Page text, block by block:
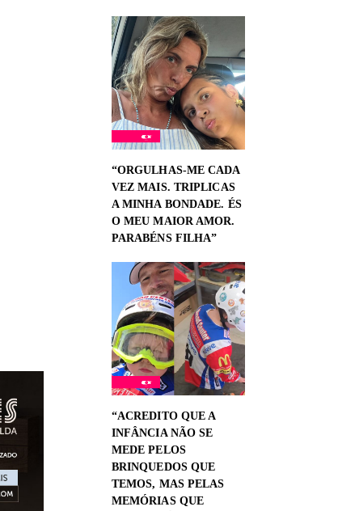
“ORGULHAS-ME CADA
VEZ MAIS. TRIPLICAS
A MINHA BONDADE. ÉS
O MEU MAIOR AMOR.
PARABÉNS FILHA”
“ACREDITO QUE A
INFÂNCIA NÃO SE
MEDE PELOS
BRINQUEDOS QUE
TEMOS, MAS PELAS
MEMÓRIAS QUE